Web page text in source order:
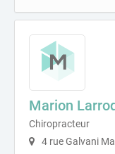
Marion
Chiropracteur
4 rue Galvani